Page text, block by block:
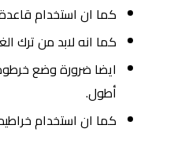
كما ان استخدام
كما انه لابد من ترك
ايضا ضرورة وضع
أطول.
كما ان استخدام